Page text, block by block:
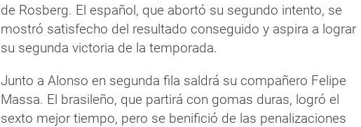
de Rosberg. El español, que abortó su segundo intento, se
mostró satisfecho del resultado conseguido y aspira a lograr
su segunda victoria de la temporada.
Junto a Alonso en segunda fila saldrá su compañero Felipe
Massa. El brasileño, que partirá con gomas duras, logró el
sexto mejor tiempo, pero se benifició de las penalizaciones